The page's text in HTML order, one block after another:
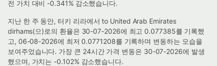
전 가치 대비 -0.341% 감소했습니다.
지난 한 주 동안, 터키 리라에서 to United Arab Emirates
dirhams(으)로의 환율은 30-07-2026에 최고 0.077385를 기록했
고, 06-08-2026에 최저 0.0771208를 기록하며 변동하는 모습을
보여주었습니다. 가장 큰 24시간 가격 변동은 30-07-2026에 발생
했으며, 가치는 -0.102% 감소했습니다.